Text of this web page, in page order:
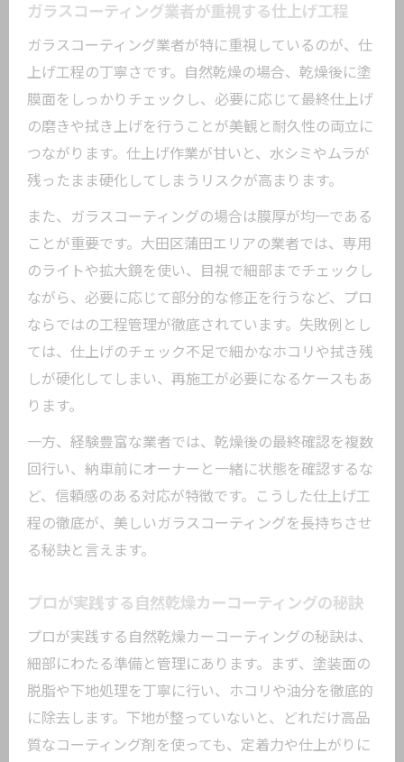
ガラスコーティング業者が重視する仕上げ工程
ガラスコーティング業者が特に重視しているのが、仕
上げ工程の丁寧さです。自然乾燥の場合、乾燥後に塗
膜面をしっかりチェックし、必要に応じて最終仕上げ
の磨きや拭き上げを行うことが美観と耐久性の両立に
つながります。仕上げ作業が甘いと、水シミやムラが
残ったまま硬化してしまうリスクが高まります。
また、ガラスコーティングの場合は膜厚が均一である
ことが重要です。大田区蒲田エリアの業者では、専用
のライトや拡大鏡を使い、目視で細部までチェックし
ながら、必要に応じて部分的な修正を行うなど、プロ
ならではの工程管理が徹底されています。失敗例とし
ては、仕上げのチェック不足で細かなホコリや拭き残
しが硬化してしまい、再施工が必要になるケースもあ
ります。
一方、経験豊富な業者では、乾燥後の最終確認を複数
回行い、納車前にオーナーと一緒に状態を確認するな
ど、信頼感のある対応が特徴です。こうした仕上げ工
程の徹底が、美しいガラスコーティングを長持ちさせ
る秘訣と言えます。
プロが実践する自然乾燥カーコーティングの秘訣
プロが実践する自然乾燥カーコーティングの秘訣は、
細部にわたる準備と管理にあります。まず、塗装面の
脱脂や下地処理を丁寧に行い、ホコリや油分を徹底的
に除去します。下地が整っていないと、どれだけ高品
質なコーティング剤を使っても、定着力や仕上がりに